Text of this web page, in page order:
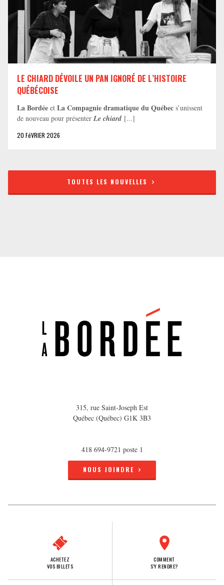
LE CHIARD DÉVOILE UN PAN IGNORÉ DE L’HISTOIRE
QUÉBÉCOISE
La Bordée et La Compagnie dramatique du Québec s’unissent
de nouveau pour présenter Le chiard [...]
20 FéVRIER 2026
TOUTES LES NOUVELLES
315, rue Saint-Joseph Est
Québec (Québec) G1K 3B3
418 694-9721 poste 1
NOUS JOINDRE
ACHETEZ
VOS BILLETS
COMMENT
S'Y RENDRE?